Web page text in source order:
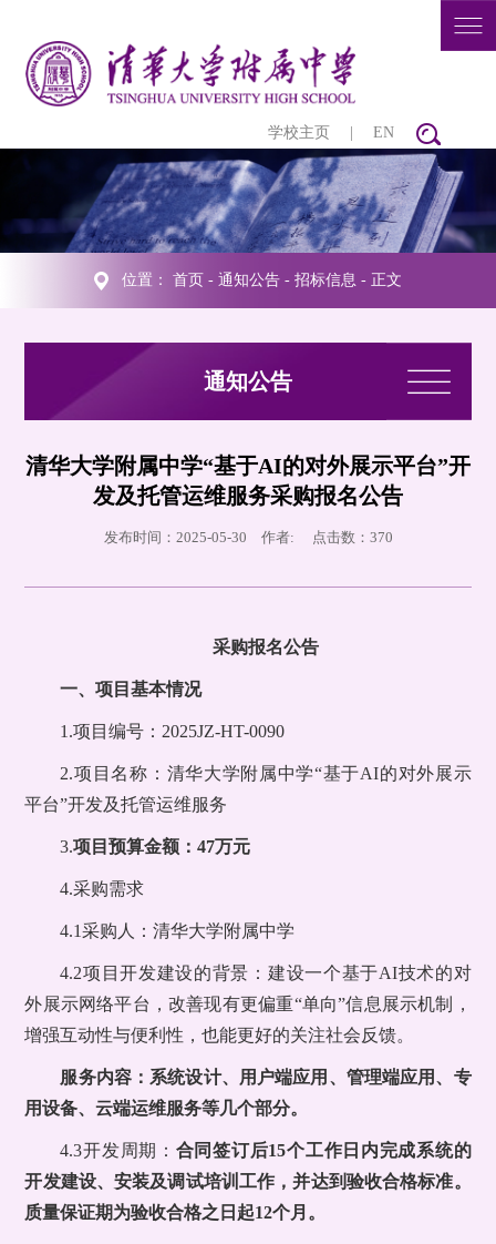
学校主页 EN
位置： 首页 - 通知公告 - 招标信息 - 正文
通知公告
清华大学附属中学“基于AI的对外展示平台”开
发及托管运维服务采购报名公告
发布时间：2025-05-30 作者: 点击数： 370
采购报名公告
一、项目基本情况
1.项目编号：2025JZ-HT-0090
2.项目名称：清华大学附属中学“基于AI的对外展示
平台”开发及托管运维服务
3.项目预算金额：47万元
4.采购需求
4.1采购人：清华大学附属中学
4.2项目开发建设的背景：建设一个基于AI技术的对
外展示网络平台，改善现有更偏重“单向”信息展示机制，
增强互动性与便利性，也能更好的关注社会反馈。
服务内容：系统设计、用户端应用、管理端应用、专
用设备、云端运维服务等几个部分。
4.3开发周期： 合同签订后15个工作日内完成系统的
开发建设、安装及调试培训工作，并达到验收合格标准。
质量保证期为验收合格之日起12个月。